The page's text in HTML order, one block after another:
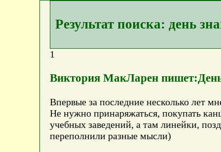
Результат поиска: день
1
Виктория МакЛарен
Впервые за последние несколько лет
Не нужно принаряжаться, покупать
учебных заведений, а там линейки,
переполнили разные мысли)